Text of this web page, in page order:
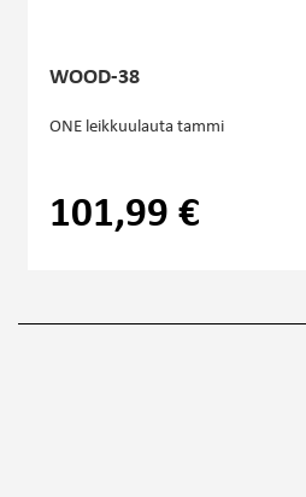
WOOD-38
ONE leikkuulauta tammi
101,99 €